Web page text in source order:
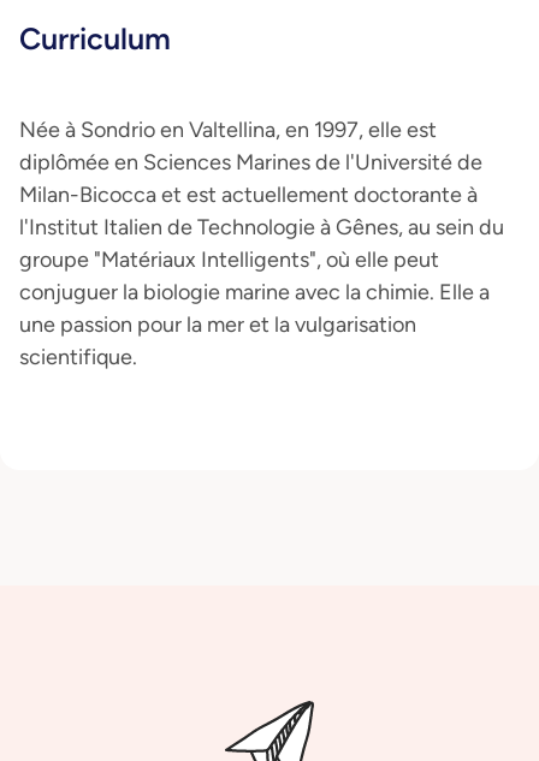
Curriculum
Née à Sondrio en Valtellina, en 1997, elle est
diplômée en Sciences Marines de l'Université de
Milan-Bicocca et est actuellement doctorante à
l'Institut Italien de Technologie à Gênes, au sein du
groupe "Matériaux Intelligents", où elle peut
conjuguer la biologie marine avec la chimie. Elle a
une passion pour la mer et la vulgarisation
scientifique.